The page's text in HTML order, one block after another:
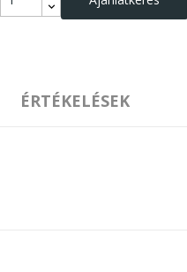
ÉRTÉKELÉSEK